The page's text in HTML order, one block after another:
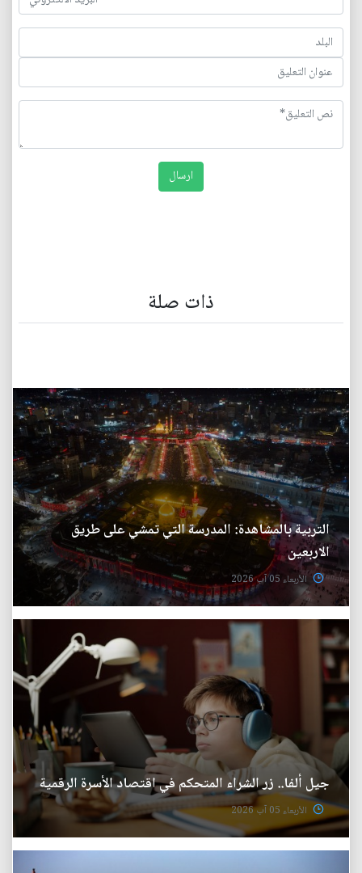
ذات صلة
التربية بالمشاهدة: المدرسة التي تمشي على طريق
الاربعين
الأربعاء 05 آب 2026
جيل ألفا.. زر الشراء المتحكم في اقتصاد الأسرة الرقمية
الأربعاء 05 آب 2026